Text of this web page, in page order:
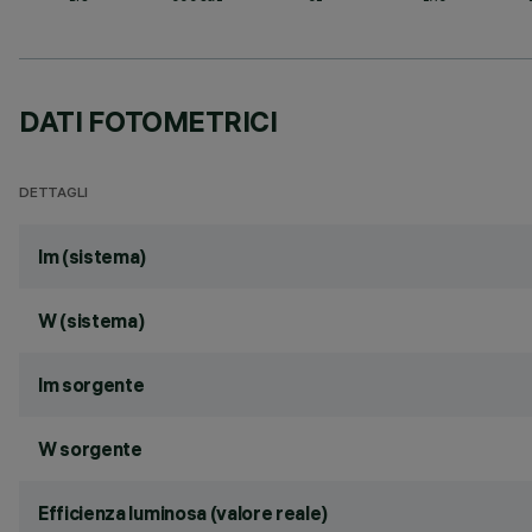
DATI FOTOMETRICI
DETTAGLI
lm (sistema)
W (sistema)
lm sorgente
W sorgente
Efficienza luminosa (valore reale)